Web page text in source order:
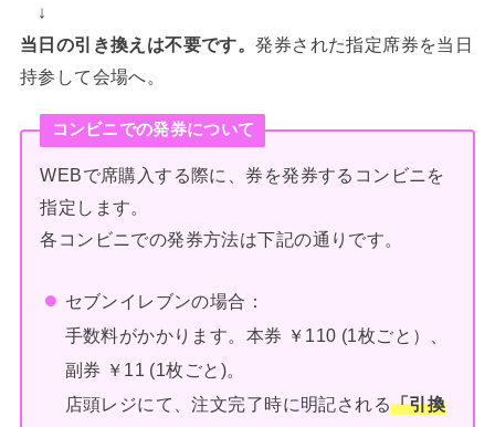
↓
当日の引き換えは不要です。発券された指定席券を当日
持参して会場へ。
コンビニでの発券について
WEBで席購入する際に、券を発券するコンビニを
指定します。
各コンビニでの発券方法は下記の通りです。
セブンイレブンの場合：
手数料がかかります。本券 ￥110 (1枚ごと）、
副券 ￥11 (1枚ごと)。
店頭レジにて、注文完了時に明記される「引換